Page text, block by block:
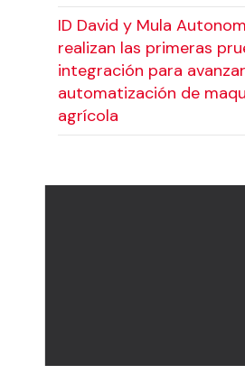
ID David y Mula
realizan las primeras
integración para
automatización de
agrícola